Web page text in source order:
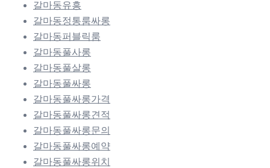
갈마동유흥
갈마동정통룸싸롱
갈마동퍼블릭룸
갈마동풀사롱
갈마동풀살롱
갈마동풀싸롱
갈마동풀싸롱가격
갈마동풀싸롱견적
갈마동풀싸롱문의
갈마동풀싸롱예약
갈마동풀싸롱위치